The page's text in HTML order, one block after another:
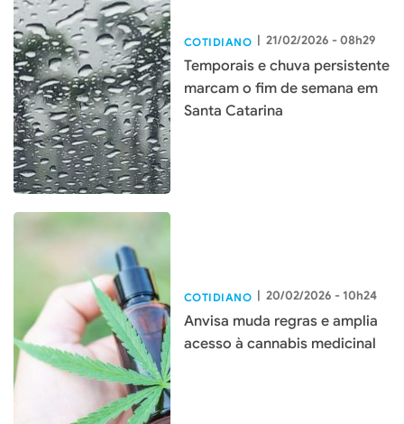
COTIDIANO | 21/02/2026 - 08h29
Temporais e chuva persistente
marcam o fim de semana em
Santa Catarina
COTIDIANO | 20/02/2026 - 10h24
Anvisa muda regras e amplia
acesso à cannabis medicinal